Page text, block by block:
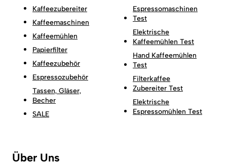
Kaffeezubereiter
Kaffeemaschinen
Kaffeemühlen
Papierfilter
Kaffeezubehör
Espressozubehör
Tassen, Gläser,
Becher
SALE
Espressomaschinen
Test
Elektrische
Kaffeemühlen Test
Hand Kaffeemühlen
Test
Filterkaffee
Zubereiter Test
Elektrische
Espressomühlen Test
Über Uns